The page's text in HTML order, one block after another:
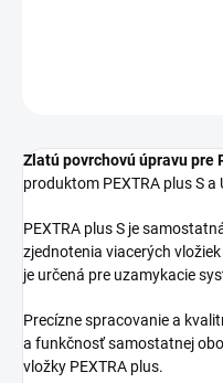
Zlatú povrchovú úpravu pre
produktom PEXTRA plus S a
PEXTRA plus S je
zjednotenia viacerých
je určená pre uzamykacie
Precízne spracovanie a
a funkčnosť samostatnej
vložky PEXTRA plus.